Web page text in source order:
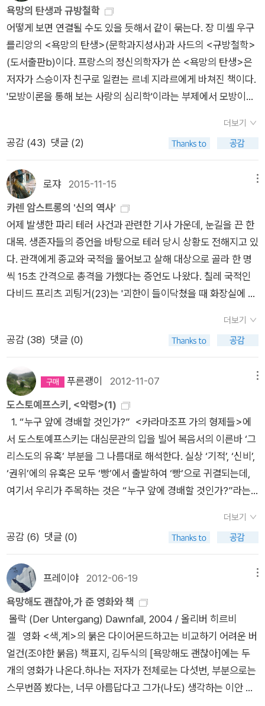
을 보여준다. 그것은 사물에 머물지 않고 자신의 일상과 감각에
대한 단호한 몰입을 말한다. 이 그림은 더없이 감각적이도 촉각적
이다. 한 개인의 눈과 몸, 감각에 신경이 집중된 이미지다. 그래서
보는 이의 망막에 와닿는다. 그러는 순간 우리 몸은 거대한 더듬
이가 되어 저 사물의 관능적인 피부 위에서 조심스럽게 떨린다'/8
3쪽
天上帝)로서 인격적인 하늘이다. 셋째, 운명지천(運命之天) 즉
우리 삶 가운데 어찌 할 도리가 없는 대상을 지칭한 것이다. 넷째,
자연지천(自然之天) 즉 자연의 운행을 지칭한 것이다. 다섯째,
의리지천(義理之天) 즉 우주의 최고 원리를 지칭한다. _ 풍우란,
<중국철학사(상)> , p61 펑유란(馮友蘭, 1894 ~ 1990)의 <중
국철학사 中國哲學史>에 나오는 천(天)의 의미는 소설의 인물
지천의 하늘을, 거미에게 다가운 갑작스러운 죽음의 손길은 운명
지천의 하늘일 것이며, 거미와 운명의 싸움을 한 날벌레는 자연지
천을 느꼈을까... 신변에 위기를 느꼈음에도 먹이를 놓치지 않으
려는 거미는 그만큼 기아선상에 있었는지 모를 일이다. 그렇다면
굶주린 것에게서 먹이를 빼앗고 죽이기까지 했다면 그것은 과연
옳은 처사였더란 말인가. 비를 바라보면서 길상은 생각한다. 이런
경우 자신의 손길이 벌레에게 있어서 하느님이었다고 하자. 그러
면 그 심판은 과연 옳았던가? 인간의 경우에도. _ 박경리, <토지
5> , p336/670 이러한 상황에서 길상은 자신의 행동이 과연
올바른 행동이었는지를 돌아본다. 문단의 마지막 문장처럼 이번
페이퍼에서는 길상의 생각을 인간의 경우에 적용시켜 보려 한다.
날벌레를 구하려는 길상의 행동이 '측은지심 惻隱之心' 이라는
인간 본성 - 사단(四端) - 에서 나왔다고 하지만, 이러한 판단이
거미에게 '시비지심(是非之心)'의 대상일 수 있을 것인가. 인류
의 보편적 원칙이라는 황금률(黃金律, Golden Rule). 강자가 약
자를 괴롭히지 않도록 하는 것이 보편적인 사회의 원칙이 되어야
하겠지만, 이러한 법칙을 보편적으로 적용하기는 쉽지 않아 보인
다.(거미는 인간이 아니므로 적용대상이 아닐수도 있겠지만, 길
상의 생각 속에서 벌레는 의인화가 되어 있기에 적용시켜 본다.)
물론, 칸트(Immanuel Kant, 1724 ~ 1804)와 같이 형이상학적
관점으로 바라본다면 답은 분명하지만. '우리가 순수한 이론적 원
을 가진 이성적 존재자는 선험적으로 도덕법칙을 의식하며, 이런
준칙이 항상 동시에 보편적 법칙 수립의 원리로서 타당할 수 있도
록, 그렇게 행위하라.'(KpV, 7 : A54=V30) '그 준칙이 보편적 법
칙이 될 것을, 그 준칙을 통해 네가 동시에 의욕할 수 있는, 오직
그런 준칙에 따라서만 행위하라.'(GMS:4, 421) _ 임마누엘 칸
트, <실천이성비판>, p370 이러한 보편적 법칙의 현실 적용과
관련하여 도스토예프스키(Fyodor Mikhailovich Dostoevsky,
1821 ~ 1881)의 <죄와 벌>을 떠올리게 된다. 라스꼴리니꼬프
의 알료나 이바노브나(전당포 여주인) 살해는 다분히 공리주의
정치팸플릿이다. 1860년대 러시아의 급진사상을 일컫는 허무주
의(니힐리즘), 나아가 혁명을 통한 유토피아 건설의 꿈은 또한 필
연적으로 ‘신과의 투쟁’(무신론)과 닿아 있다. 이 맥락에서 쓰이
고 읽힌 투르게네프의 <아버지와 아들>(1862)이나 체르니솁스
키의 <무엇을 할 것인가>(1863) 같은 ‘반(反)허무주의 소설’은
<악령>에 비하면 오히려 온건한 소설이다. 젊은 날 사형선고까
지 받은 이력이 있는 사상범이었던 만큼, 도스토옙스키에게 있어
허무주의는 단순히 젊은 급진 세력의 전유물이 아니다. ‘불온한’
종을 앞둔 스테판 베르호벤스키의 말은 작가의 ‘참회’로 읽어도
무방하겠다. 작품의 제목과 제사를 제공한 ‘게라사(가다라)의 마
귀(besy)’을 거칠게 해석하면, <악령>의 거의 모든 인물, 심지
어 러시아 전체가 ‘악령(besy)’에 들린 ‘돼지 떼’다. 그런데 악령
은 말 그대로 실체가 없기에 살아있는 육체에 빙의(憑依)되어야
만 하는 존재이고 이 단어에 붙은 복수의 표식은 악령과 희생양,
폭력과 성스러움의 내밀한 근친 관계(지라르)를 암시한다. 도스
토옙스키는 악령을 니힐리즘의 은유로 취하되 그 복잡다단한 양
현실 층위의 정치-혁명에 관한 한, 시갈료프와 표트르 베르호벤
스키는 혁명가의 두 양상(이론과 실제)을 보여준다. 시갈료프의
의 9(절대복종)의 변증법에 근거한 지상낙원 건설 기획이다. ‘우
리 편(nashi)’의 모임에서 시시껄렁한 소일거리로 소비되는 이
이론이 표트르의 칼과 결합하는 순간 거사-과업으로 바뀐다. 바
쿠닌식 무정부주의를 구현하는 혁명가(‘열광자’)로서 그는 스타
브로긴에게 ‘이반 왕자-신’의 역할을 맡기고 동시에 공통의 피-죗
값(샤토프 살해)으로 민중(5인조)을 올가미처럼 묶으려고 한다.
그 과정에서 발생하는 속된 불협화음과 ‘웃음’, 무엇보다도 표트
르의 이기주의와 부도덕성 때문에 혁명은 야비한 정치 협잡으로
전락한다. 그가 하필 샤토프를 지목한 것에 개인적인 원한(샤토
프가 제네바에서 그의 뺨에 침을 뱉었음)이 개입되어 있다는 사
실도 중요하다. 그는 어딜 가든 배신과 밀고를 일삼고 ‘유령’ 5인
조를 만들어내며 승승장구할 것이다. 그러면서도 자신의 피는 한
방울도 흘리지 않기에(키릴로프에게 손가락을 깨물려 상처를 동
여맨 게 전부이다!) 더더욱 도스토옙스키의 소설 텍스트에서 가
장 참혹한 죽음인 ‘미학적 죽음’을 선고받는다. 한편, 권력의 상징
인 신임 도지사 안드레이 안토노비치 폰 렘브케 역시 다분히 괴상
한 인물로 그려진다. 자폐적인 성격이나 독특한 취미(종이접기,
소설 창작 등)는 차치하더라도 계속 마뜩잖은 정치적 행보를 보
인다. ‘좌익’ 스테판의 집을 수색하고 물품을 차압한 것은 부하 직
욕망의 탄생과 규방철학
어떻게 보면 연결될 수도 있을 듯해서 같이 묶는다. 장 미셸 우구
를리앙의 <욕망의 탄생>(문학과지성사)과 사드의 <규방철학>
(도서출판b)이다. 프랑스의 정신의학자가 쓴 <욕망의 탄생>은
저자가 스승이자 친구로 일컫는 르네 지라르에게 바쳐진 책이다.
'모방이론을 통해 보는 사랑의 심리학'이라는 부제에서 모방이론
역해온 김진식 교수가 이 책 역시 옮겼다. 실로 오랜만에 지라
르의 책들을 다시 살펴보게 되는데, 욕망론과 관련해서라면 <낭
만적 거짓과 소설적 진실> 외에 <폭력과 성스러움>, <희생양>
등의 책을 바로 꼽아볼 수 있겠다. 그리고 이번에 발견한 책인데,
<지라르와 성서 읽기>(대장간)도 모르는 사이에 나와 있다. 바
로 주문을 넣어봐야겠다. <규방철학>은 이번에 개정판으로 다
시 나온 것이다. 당초 <사드의 규방철학>이라는 제목으로 나왔
고, 민음사판 제목은 <밀실에서나 하는 철학>이었다(이렇게 임
의로 제목을 바꾸는 건 마음에 들지 않는다). 부록과 흥미로운 해
설까지 더해져서 이번에 나온 책을 정본으로 삼아도 좋겠다. 사드
의 저작은 라캉 욕망이론의 중요한 바탕이 되기에 <욕망의 탄생
>과 <규방철학>은 지라르의 욕망이론과 라캉의 욕망이론의 대
리전처럼 비교해볼 수도 있겠다. 그렇게 해보고 싶은 욕망은 굴뚝
더보기
공감 (43) 댓글 (2)
로쟈2015-11-15
카렌 암스트롱의 '신의 역사'
어제 발생한 파리 테러 사건과 관련한 기사 가운데, 눈길을 끈 한
대목. 생존자들의 증언을 바탕으로 테러 당시 상황도 전해지고 있
다. 관객에게 종교와 국적을 물어보고 살해 대상으로 골라 한 명
씩 15초 간격으로 총격을 가했다는 증언도 나왔다. 칠레 국적인
다비드 프리츠 괴팅거(23)는 '괴한이 들이닥쳤을 때 화장실에 다
누고 신을 믿는지, 프랑스 사람인지를 물었다'고 전했다. 괴팅거
가 신을 믿으며, 칠레인이라고 대답하자 테러범은 그를 살려줬다.
(세계일보) 반대로 신을 믿지 않는다거나 프랑스인이었다면 여지
없이 사살되었을 거라는 얘기이기도 하다. 하지만 이번 테러 역시
신의 이름으로 이루어졌으니 신에 대한 믿음은 양가적이다. 그
래서 한번 더 떠올리게 된 책이 카렌 암스트롱의 <신의 역사1,2>
(동연, 1999)다. 지난주에 책을 검색하다가 절판되고 없기에 전
자책으로 구입한 책이다. 암스트롱의 대표작 가운데 하나인데, 절
판된 지 오래도록 방치되고 있다는 사실이 특이하게 여겨진다. 오
랜만에 '사라진 책들' 카테고리에 올린 이유다. 물론 '신의 역사'라
고는 하지만 좀더 정확하게는 '인간이 믿어온 신의 역사'다.인류
에게 가장 큰 영향을 끼친 개념의 하나는 신이다. 그 신의 개념을
통해 인간의 상상력은 끊임없이 자극 받았고 확장됐다. 유대교·기
가 아니라 인간이 믿어온 신의 역사다. 성서의 인물에서부터 무하
마드와 그의 제자들, 유태교 랍비, 초기 기독교 교부, 아퀴나스를
포함한 중세 신학자 등이 분석대상에 오른다. 아무려나 사람을
살리고 죽이는 게 신이란 존재이니, 신의 역사에 대해서 좀 알아
둘 필요가 있겠다. <신의 역사>는 지난주에 원서를 주문해놓은
터라 도착하는 대로 읽어볼 참이다. 같이 읽을 만한 책을 더 꼽자
면 카렌 암스트롱의 <신을 위한 변론>(웅진지식하우스, 2010),
김용규의 <서양문명을 읽는 코드 신>(휴머니스트, 2010), 그리
더보기
공감 (38) 댓글 (0)
푸른괭이 2012-11-07
도스토예프스키, <악령>(1)
1. “누구 앞에 경배할 것인가?” <카라마조프 가의 형제들>에
서 도스토예프스키는 대심문관의 입을 빌어 복음서의 이른바 ‘그
리스도의 유혹’ 부분을 그 나름대로 해석한다. 실상 ‘기적’, ‘신비’,
‘권위’에의 유혹은 모두 ‘빵’에서 출발하여 ‘빵’으로 귀결되는데,
여기서 우리가 주목하는 것은 “누구 앞에 경배할 것인가?”라는
개의 인간뿐만 아니라 인류 전체의 총체적이고 영구적인 우수에
대한 해답을 함께 줄 수 있었을 것이니 ― 그건 다름 아니라 “누
구 앞에 경배할 것인가?”(пред кем прекло- ниться)의 문제
이다.(…) 하지만 인간이 찾는 그 대상이란(…) 너무도 확실하기
때문에 모든 사람이 일시에 만장일치로 그 앞에 함께 경배할 수
있어야만 되는 것이다. 이는 이 가련한 피조물들은 나나 다른 사
람이 경배할 수 있는 대상을 찾을 뿐만 아니라, 모든 사람들이 그
를 믿고 그 앞에 경배할 수 있는, 반드시 ‘모든 사람이 함께’(все
вмес-те) 경배할 수 있는 그런 존재를 찾기 위해 노심초사하고
있기 때문이지. 자, 바로, 경배를 하긴 하되 ‘공동으로’(общност
ь)해야 한다는 요구야말로 인간 개개인이 개별적으로건 인류 전
더보기
공감 (6) 댓글 (0)
프레이야 2012-06-19
욕망해도 괜찮아,가 준 영화와 책
몰락 (Der Untergang) Dawnfall, 2004 / 올리버 히르비
겔 영화 <색,계>의 붉은 다이어몬드하고는 비교하기 어려운 버
얼건(조야한 붉음) 책표지, 김두식의 [욕망해도 괜찮아]에는 두
개의 영화가 나온다.하나는 저자가 전체로는 다섯번, 부분으로는
스무번쯤 봤다는, 너무 아름답다고 그가(나도) 생각하는 이안 감